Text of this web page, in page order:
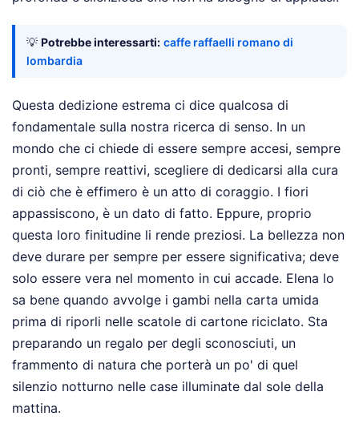
💡 Potrebbe interessarti: caffe raffaelli romano di
lombardia
Questa dedizione estrema ci dice qualcosa di
fondamentale sulla nostra ricerca di senso. In un
mondo che ci chiede di essere sempre accesi, sempre
pronti, sempre reattivi, scegliere di dedicarsi alla cura
di ciò che è effimero è un atto di coraggio. I fiori
appassiscono, è un dato di fatto. Eppure, proprio
questa loro finitudine li rende preziosi. La bellezza non
deve durare per sempre per essere significativa; deve
solo essere vera nel momento in cui accade. Elena lo
sa bene quando avvolge i gambi nella carta umida
prima di riporli nelle scatole di cartone riciclato. Sta
preparando un regalo per degli sconosciuti, un
frammento di natura che porterà un po' di quel
silenzio notturno nelle case illuminate dal sole della
mattina.